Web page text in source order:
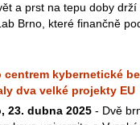
a prst na tepu doby
Brno, které finančně
centrem kybernetické
dva velké projekty EU
23. dubna 2025 - Dvě